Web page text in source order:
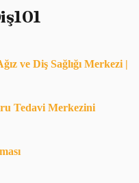
ve Diş Sağlığı Merkezi |
Tedavi Merkezini